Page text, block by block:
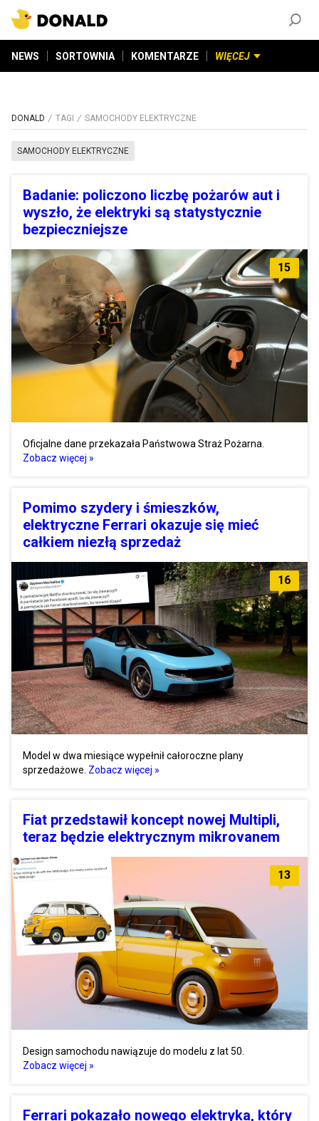
NEWS SORTOWNIA KOMENTARZE WIĘCEJ
DONALD TAGI SAMOCHODY ELEKTRYCZNE
SAMOCHODY ELEKTRYCZNE
Badanie: policzono liczbę pożarów aut i
wyszło, że elektryki są statystycznie
bezpieczniejsze
15
Oficjalne dane przekazała Państwowa Straż Pożarna.
Zobacz więcej »
Pomimo szydery i śmieszków,
elektryczne Ferrari okazuje się mieć
całkiem niezłą sprzedaż
16
Model w dwa miesiące wypełnił całoroczne plany
sprzedażowe. Zobacz więcej »
Fiat przedstawił koncept nowej Multipli,
teraz będzie elektrycznym mikrovanem
13
Design samochodu nawiązuje do modelu z lat 50.
Zobacz więcej »
Ferrari pokazało nowego elektryka, który